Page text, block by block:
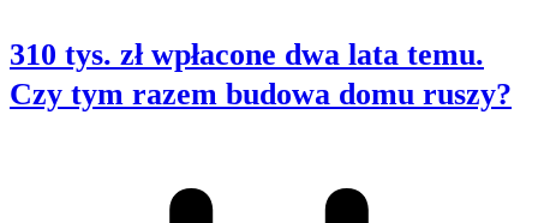
310 tys. zł wpłacone dwa lata temu.
Czy tym razem budowa domu ruszy?